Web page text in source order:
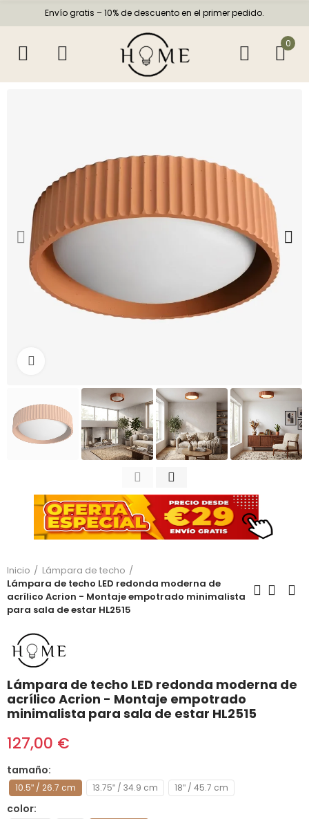
Envío gratis – 10% de descuento en el primer pedido.
0
Inicio
Lámpara de techo
Lámpara de techo LED redonda moderna de
acrílico Acrion - Montaje empotrado minimalista
para sala de estar HL2515
Lámpara de techo LED redonda moderna de
acrílico Acrion - Montaje empotrado
minimalista para sala de estar HL2515
127,00 €
tamaño
10.5ʺ / 26.7 cm 13.75ʺ / 34.9 cm 18ʺ / 45.7 cm
color